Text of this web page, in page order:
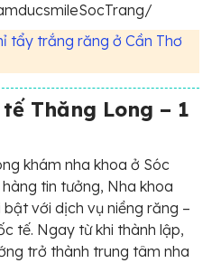
tẩy trắng răng ở Cần Thơ
Thăng Long – 1
khám nha khoa ở Sóc
tin tưởng, Nha khoa
với dịch vụ niềng răng –
tế. Ngay từ khi thành lập,
trở thành trung tâm nha